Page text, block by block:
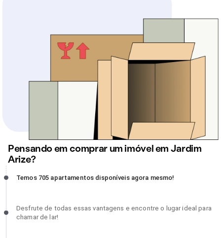
Pensando em comprar um imóvel em Jardim
Arize?
Temos 705 apartamentos disponíveis agora mesmo!, incompleto
Temos 705 apartamentos disponíveis agora mesmo!
Desfrute de todas essas vantagens e encontre o lugar ideal para
chamar de lar!, incompleto
Desfrute de todas essas vantagens e encontre o lugar ideal para
chamar de lar!